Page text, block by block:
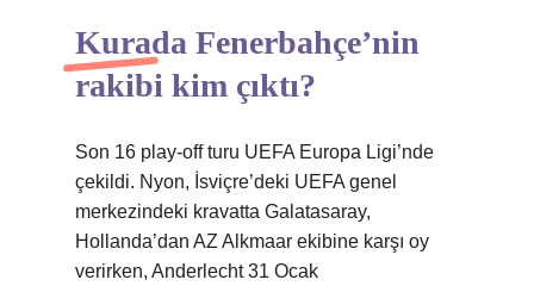
Kurada Fenerbahçe’nin
rakibi kim çıktı?
Son 16 play-off turu UEFA Europa Ligi’nde
çekildi. Nyon, İsviçre’deki UEFA genel
merkezindeki kravatta Galatasaray,
Hollanda’dan AZ Alkmaar ekibine karşı oy
verirken, Anderlecht 31 Ocak